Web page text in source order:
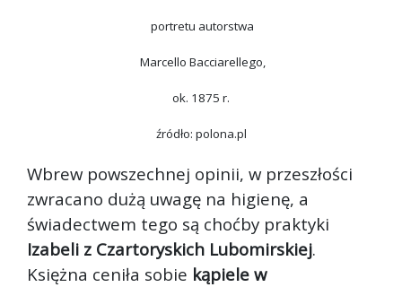
portretu autorstwa
Marcello Bacciarellego,
ok. 1875 r.
źródło: polona.pl
Wbrew powszechnej opinii, w przeszłości
zwracano dużą uwagę na higienę, a
świadectwem tego są choćby praktyki
Izabeli z Czartoryskich Lubomirskiej.
Księżna ceniła sobie kąpiele w